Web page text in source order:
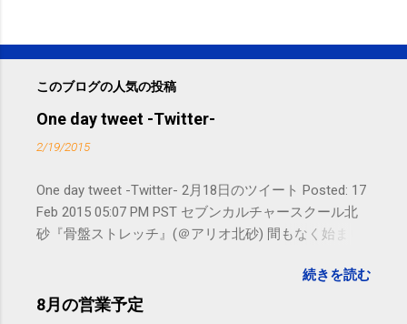
このブログの人気の投稿
One day tweet -Twitter-
2/19/2015
One day tweet -Twitter- 2月18日のツイート Posted: 17
Feb 2015 05:07 PM PST セブンカルチャースクール北
砂『骨盤ストレッチ』(＠アリオ北砂) 間もなく始まり
subscribed to email updates from サクマフィジカルコ
ンディショニング(@SPCstyle) - Twilog To stop
続きを読む
8月の営業予定